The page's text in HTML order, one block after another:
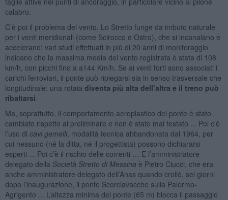
calabro.
C’è poi il problema del vento. Lo Stretto funge da imbuto naturale
per i venti meridionali (come Scirocco e Ostro), che si incanalano e
accelerano: vari studi effettuati in più di 20 anni di monitoraggio
indicano che la massima media del vento registrata è stata di 108
km/h, con picchi fino a a144 Km/h. Se ai venti forti sono associati i
carichi ferroviari, il ponte può ripiegarsi sia in senso trasversale che
longitudinale: una rotaia diventa più alta dell’altra e il treno può
ribaltarsi
Ma, soprattutto, il comportamento aeroplastico del ponte è stato
cambiato rispetto al preliminare e non è stato mai testato ... Poi c’è
l’uso di cavi gemelli, modalità tecnica abbandonata dal 1964, per
cui nessuno (né la ditta, né il progettista) possono dichiararsi
esperti ... Poi c’è il rischio delle correnti … E l’amministratore
delegato della Società Stretto di Messina è Pietro Ciucci, che era
anche amministratore delegato dell’Anas quando crollò, sei giorni
dopo l’inaugurazione, il ponte Scorciavacche sulla Palermo-
Agrigento ... L’altezza minima del ponte (65 m) blocca il passaggio